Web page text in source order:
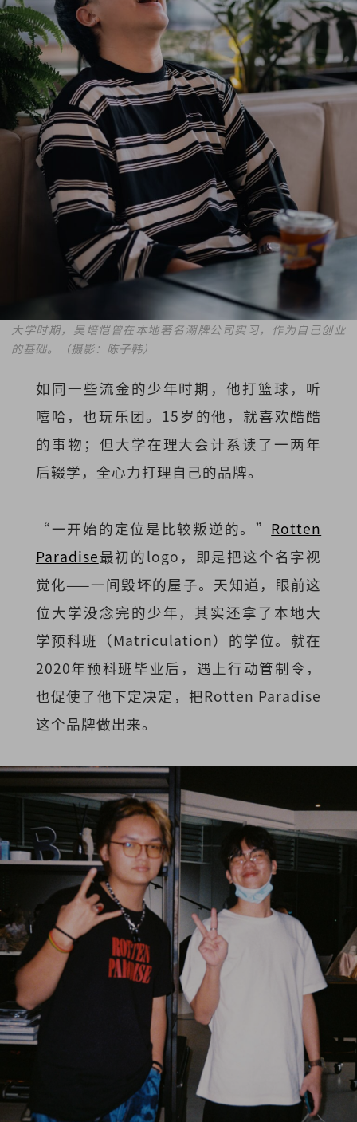
大学时期， 吴培恺曾在本地著名潮牌公司实习，作为自己创业
的基础。（摄影：陈子韩）
如同一些流金的少年时期，他打篮球，听
嘻哈，也玩乐团。15岁的他，就喜欢酷酷
的事物；但大学在理大会计系读了一两年
后辍学，全心力打理自己的品牌。
“一开始的定位是比较叛逆的。” Rotten
Paradise最初的logo，即是把这个名字视
觉化——一间毁坏的屋子。天知道，眼前这
位大学没念完的少年，其实还拿了本地大
学预科班（Matriculation）的学位。就在
2020年预科班毕业后，遇上行动管制令，
也促使了他下定决定，把Rotten Paradise
这个品牌做出来。